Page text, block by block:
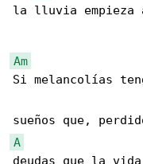
la lluvia empieza
Am
Si melancolías
A